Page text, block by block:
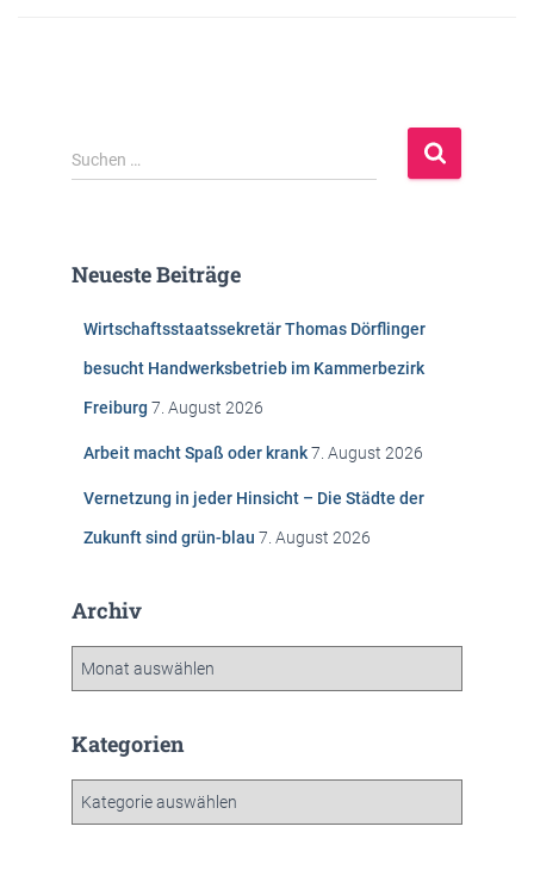
S
u
n
Suchen …
Neueste Beiträge
Wirtschaftsstaatssekretär Thomas Dörflinger
besucht Handwerksbetrieb im Kammerbezirk
Freiburg 7. August 2026
Arbeit macht Spaß oder krank7. August 2026
Vernetzung in jeder Hinsicht – Die Städte der
Zukunft sind grün-blau 7. August 2026
Archiv
h
Kategorien